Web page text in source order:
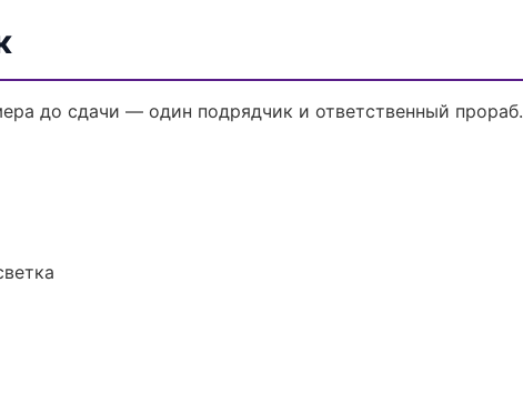
до сдачи — один подрядчик и ответственный прораб.